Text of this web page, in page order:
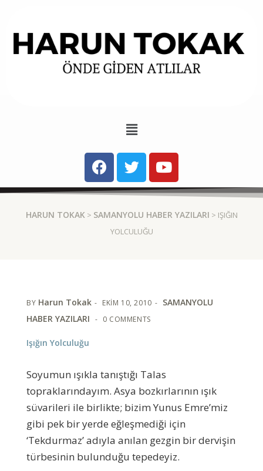
HARUN TOKAK > SAMANYOLU HABER YAZILARI > IŞIĞIN
YOLCULUĞU
BY Harun Tokak EKIM 10, 2010
SAMANYOLU
HABER YAZILARI
0 COMMENTS
Işığın Yolculuğu
Soyumun ışıkla tanıştığı Talas
topraklarındayım. Asya bozkırlarının ışık
süvarileri ile birlikte; bizim Yunus Emre’miz
gibi pek bir yerde eğleşmediği için
‘Tekdurmaz’ adıyla anılan gezgin bir dervişin
türbesinin bulunduğu tepedeyiz.